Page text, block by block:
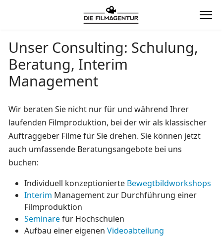
Unser Consulting: Schulung,
Beratung, Interim
Management
Wir beraten Sie nicht nur für und während Ihrer
laufenden Filmproduktion, bei der wir als klassischer
Auftraggeber Filme für Sie drehen. Sie können jetzt
auch umfassende Beratungsangebote bei uns
buchen:
Individuell konzeptionierte Bewegtbildworkshops
Interim Management zur Durchführung einer
Filmproduktion
Seminarefür Hochschulen
Aufbau einer eigenen Videoabteilung